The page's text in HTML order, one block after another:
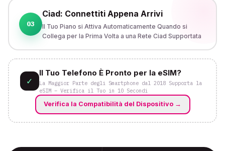
03
Ciad: Connettiti Appena Arrivi
Il Tuo Piano si Attiva Automaticamente Quando si
Collega per la Prima Volta a una Rete Ciad Supportata
✓
Il Tuo Telefono È Pronto per la eSIM?
La Maggior Parte degli Smartphone dal 2018 Supporta la
eSIM – Verifica il Tuo in 10 Secondi
Verifica la Compatibilità del Dispositivo →